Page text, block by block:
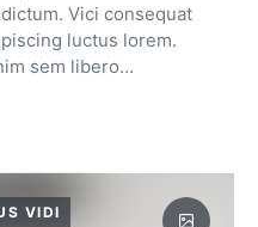
Vici consequat
luctus lorem.
sem libero…
VIDI